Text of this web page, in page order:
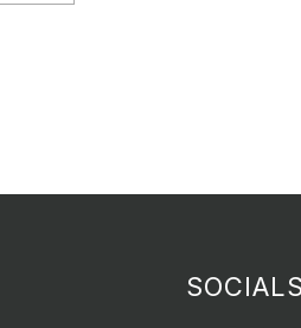
SOCIALS